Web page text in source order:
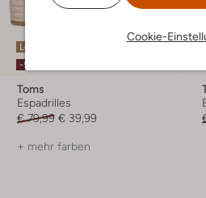
Cookie-
Letzter Artikel
-50%
Toms
Espadrilles
€ 79,99 € 39,99
+ mehr farben